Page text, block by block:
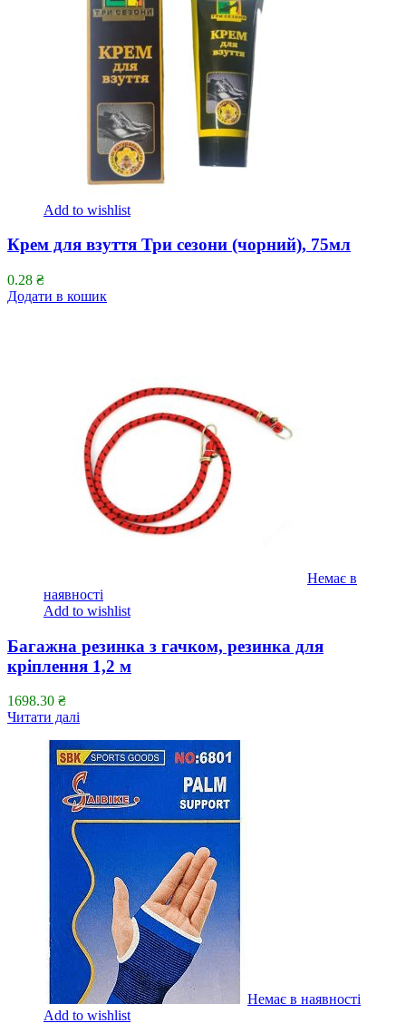
Add to wishlist
Крем для взуття Три сезони (чорний), 75мл
0.28 ₴
Додати в кошик
Немає в
наявності
Add to wishlist
Багажна резинка з гачком, резинка для
кріплення 1,2 м
1698.30 ₴
Читати далі
Немає в наявності
Add to wishlist